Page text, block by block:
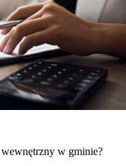
w gminie?